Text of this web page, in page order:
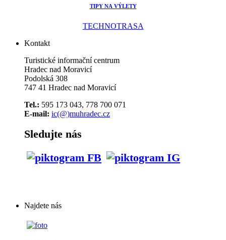
TIPY NA VÝLETY
TECHNOTRASA
Kontakt
Turistické informační centrum
Hradec nad Moravicí
Podolská 308
747 41 Hradec nad Moravicí
Tel.: 595 173 043, 778 700 071
E-mail: ic(@)muhradec.cz
Sledujte nás
Najdete nás